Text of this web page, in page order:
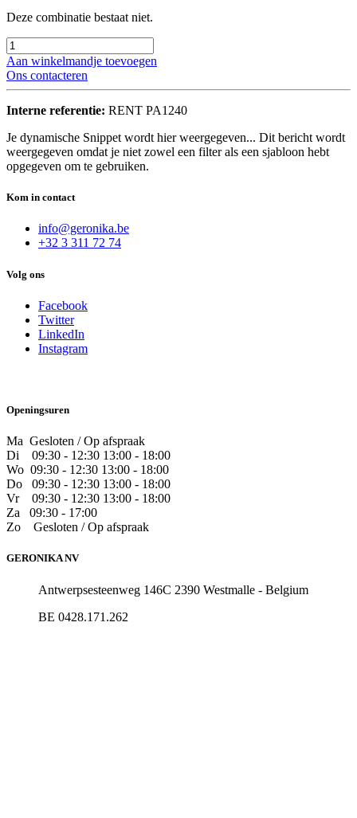
Deze combinatie bestaat niet.
Aan winkelmandje toevoegen
Ons contacteren
Interne referentie: RENT PA1240
Je dynamische Snippet wordt hier weergegeven... Dit bericht wordt
weergegeven omdat je niet zowel een filter als een sjabloon hebt
opgegeven om te gebruiken.
Kom in contact
info@geronika.be
+32 3 311 72 74
Volg ons
Facebook
Twitter
LinkedIn
Instagram
Openingsuren
Ma Gesloten / Op afspraak
Di 09:30 - 12:30 13:00 - 18:00
Wo 09:30 - 12:30 13:00 - 18:00
Do ​09:30 - 12:30 13:00 - 18:00
Vr ​09:30 - 12:30 13:00 - 18:00
Za 09:30 - 17:00
Zo
​Gesloten / Op afspraak
GERONIKA NV
Antwerpsesteenweg 146C 2390 Westmalle - Belgium
BE 0428.171.262